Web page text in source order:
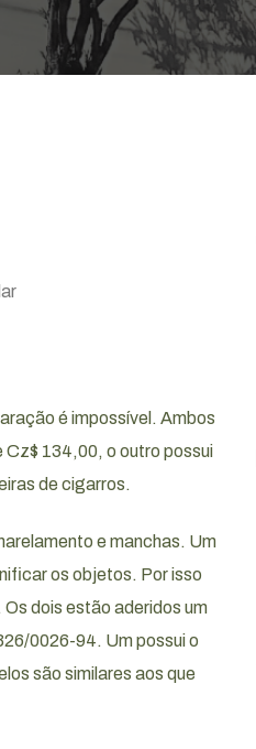
é impossível. Ambos
134,00, o outro possui
de cigarros.
e manchas. Um
os objetos. Por isso
dois estão aderidos um
0026-94. Um possui o
são similares aos que
USS Saratoga